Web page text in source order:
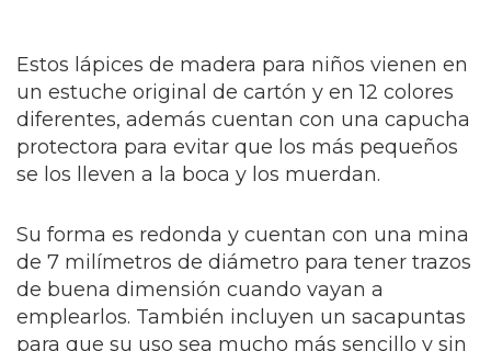
Estos lápices de madera para niños vienen en
un estuche original de cartón y en 12 colores
diferentes, además cuentan con una capucha
protectora para evitar que los más pequeños
se los lleven a la boca y los muerdan.
Su forma es redonda y cuentan con una mina
de 7 milímetros de diámetro para tener trazos
de buena dimensión cuando vayan a
emplearlos. También incluyen un sacapuntas
para que su uso sea mucho más sencillo y sin